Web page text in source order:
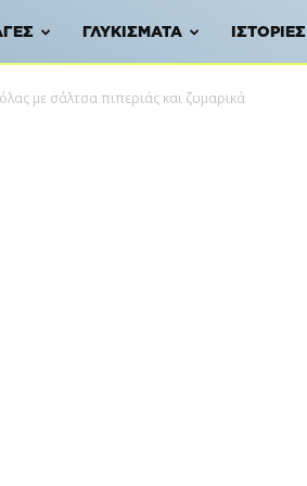
ΓΛΥΚΊΣΜΑΤΑ ΙΣΤΟΡΊΕΣ
με σάλτσα πιπεριάς και ζυμαρικά